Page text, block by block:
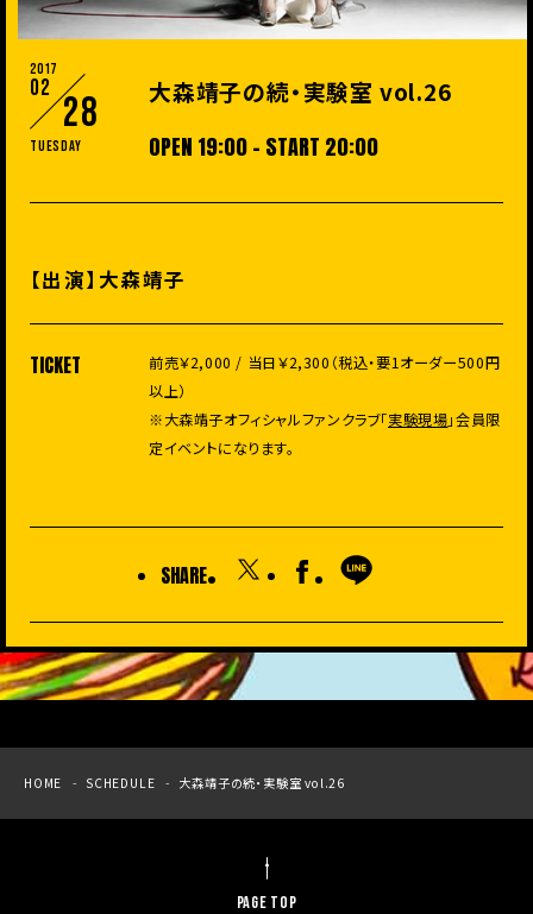
2017
02
28
Tuesday
大森靖子の続・実験室 vol.26
OPEN 19:00 - START 20:00
【出演】大森靖子
TICKET
前売￥2,000 / 当日￥2,300（税込・要1オーダー500円
以上）
※大森靖子オフィシャルファンクラブ「実験現場」会員限
定イベントになります。
SHARE
HOME SCHEDULE 大森靖子の続・実験室 vol.26
PAGE TOP